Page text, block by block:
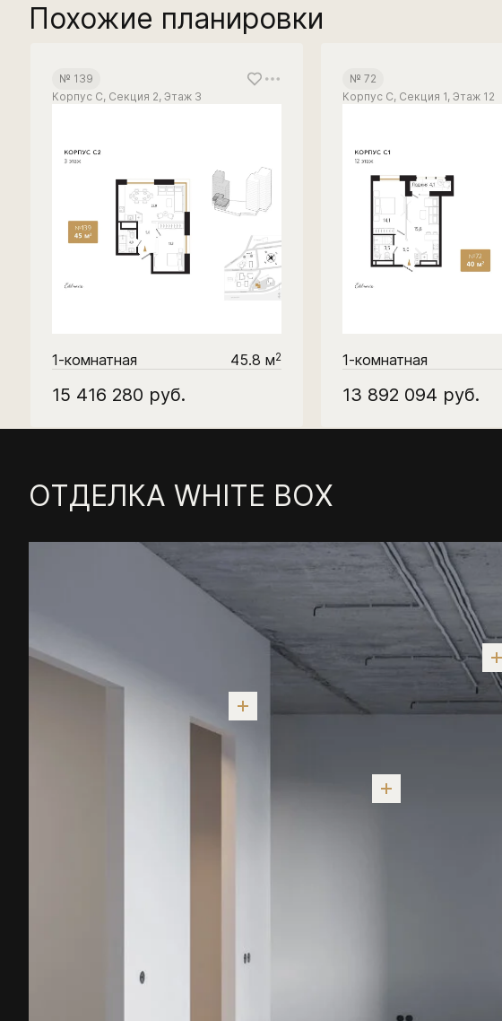
Похожие планировки
№ 139
Корпус С, Секция 2, Этаж 3
1-комнатная 45.8 м2
15 416 280 руб.
№ 72
Корпус С, Секция 1, Этаж 12
1-комнатная
13 892 094 руб.
ОТДЕЛКА WHITE BOX